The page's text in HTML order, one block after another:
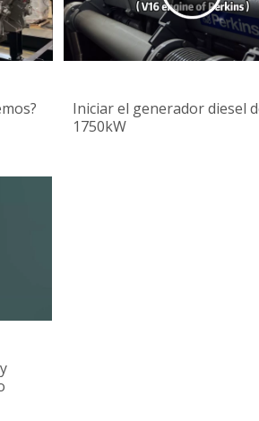
Iniciar el generador diesel
1750kW